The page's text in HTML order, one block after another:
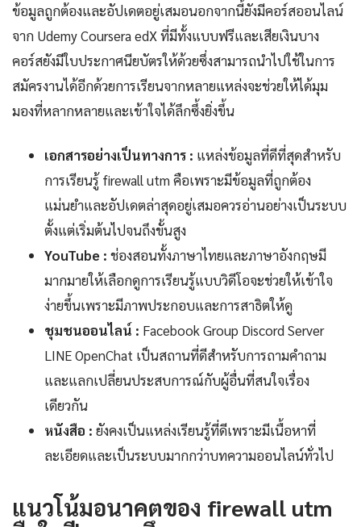
ข้อมูลถูกต้องและอัปเดตอยู่เสมอนอกจากนี้ยังมีคอร์สออนไลน์
จาก Udemy Coursera edX ที่มีทั้งแบบฟรีและเสียเงินบาง
คอร์สยังมีใบประกาศนียบัตรให้ด้วยซึ่งสามารถนำไปใช้ในการ
สมัครงานได้อีกด้วยการเรียนจากหลายแหล่งจะช่วยให้ได้มุม
มองที่หลากหลายและเข้าใจได้ลึกซึ้งยิ่งขึ้น
เอกสารอย่างเป็นทางการ : แหล่งข้อมูลที่ดีที่สุดสำหรับ
การเรียนรู้ firewall utm คือเพราะมีข้อมูลที่ถูกต้อง
แม่นยำและอัปเดตล่าสุดอยู่เสมอควรอ่านอย่างเป็นระบบ
ตั้งแต่เริ่มต้นไปจนถึงขั้นสูง
YouTube : ช่องสอนทั้งภาษาไทยและภาษาอังกฤษมี
มากมายให้เลือกดูการเรียนรู้แบบวิดีโอจะช่วยให้เข้าใจ
ง่ายขึ้นเพราะมีภาพประกอบและการสาธิตให้ดู
ชุมชนออนไลน์ : Facebook Group Discord Server
LINE OpenChat เป็นสถานที่ดีสำหรับการถามคำถาม
และแลกเปลี่ยนประสบการณ์กับผู้อื่นที่สนใจเรื่อง
เดียวกัน
หนังสือ : ยังคงเป็นแหล่งเรียนรู้ที่ดีเพราะมีเนื้อหาที่
ละเอียดและเป็นระบบมากกว่าบทความออนไลน์ทั่วไป
แนวโน้มอนาคตของ firewall utm